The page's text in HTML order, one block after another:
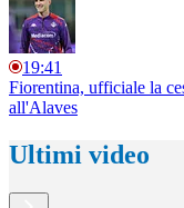
19:41
Fiorentina, ufficiale la
all'Alaves
Ultimi video